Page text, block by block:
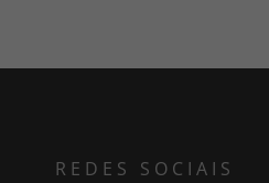
REDES SOCIAIS